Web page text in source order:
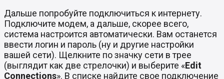
Дальше попробуйте подключиться к интернету.
Подключите модем, а дальше, скорее всего,
система настроится автоматически. Вам останется
ввести логин и пароль (ну и другие настройки
вашей сети). Щелкните по значку сети в трее
(выглядит как две стрелочки) и выберите «Edit
Connections». В списке найдите свое подключение